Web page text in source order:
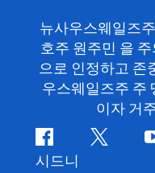
뉴사우스웨일즈
호주 원주민 을
으로 인정하고 존
우스웨일즈주 주
이자 거
페
이
지
시드니